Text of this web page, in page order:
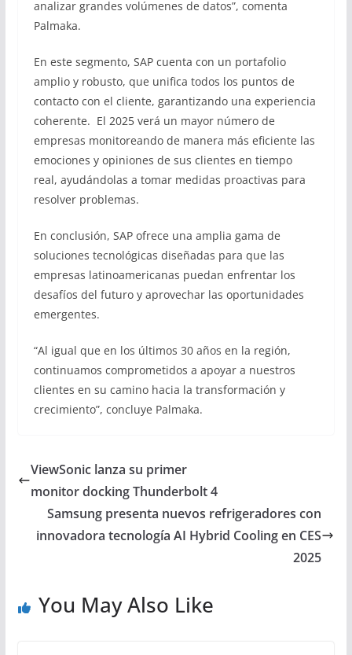
analizar grandes volúmenes de datos”, comenta
Palmaka.
En este segmento, SAP cuenta con un portafolio
amplio y robusto, que unifica todos los puntos de
contacto con el cliente, garantizando una experiencia
coherente. El 2025 verá un mayor número de
empresas monitoreando de manera más eficiente las
emociones y opiniones de sus clientes en tiempo
real, ayudándolas a tomar medidas proactivas para
resolver problemas.
En conclusión, SAP ofrece una amplia gama de
soluciones tecnológicas diseñadas para que las
empresas latinoamericanas puedan enfrentar los
desafíos del futuro y aprovechar las oportunidades
emergentes.
“Al igual que en los últimos 30 años en la región,
continuamos comprometidos a apoyar a nuestros
clientes en su camino hacia la transformación y
crecimiento”, concluye Palmaka.
ViewSonic lanza su primer
monitor docking Thunderbolt 4
Samsung presenta nuevos refrigeradores con
innovadora tecnología AI Hybrid Cooling en CES
2025
You May Also Like